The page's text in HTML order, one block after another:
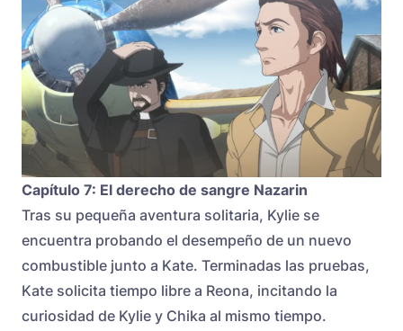
Capítulo 7: El derecho de sangre Nazarin
Tras su pequeña aventura solitaria, Kylie se
encuentra probando el desempeño de un nuevo
combustible junto a Kate. Terminadas las pruebas,
Kate solicita tiempo libre a Reona, incitando la
curiosidad de Kylie y Chika al mismo tiempo.